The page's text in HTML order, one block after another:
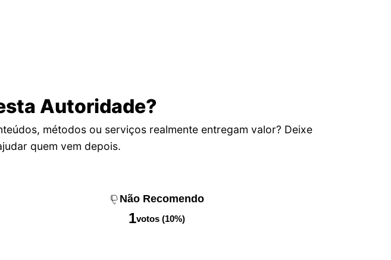
Autoridade?
métodos ou serviços realmente entregam valor? Deixe
quem vem depois.
Não Recomendo
1votos (10%)